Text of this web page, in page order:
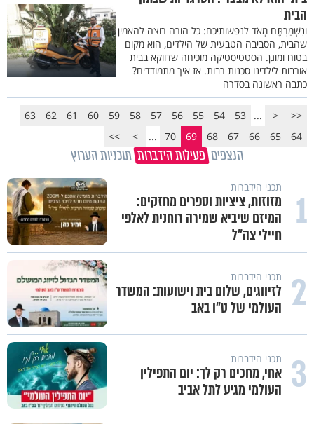
הבית
ונִשְׁמַרְתֶּם מְאֹד לנפשותיכם: כל הורה רוצה להאמין
שהבית, הסביבה הטבעית של הילדים, הוא מקום
בטוח ומוגן. הסטטיסטיקה מוכיחה שדווקא בבית
אורבות לילדינו סכנות רבות. אז איך מתמודדים?
כתבה ראשונה בסדרה
<<
<
...
53
54
55
56
57
58
59
60
61
62
63
64
65
66
67
68
69
70
...
>
>>
הנצפים פעילות הידברות תוכניות הערוץ
1 תכני הידברות
מזוזות, ציציות וספרים מחזקים:
המיזם שיביא שמירה רוחנית לאלפי
חיילי צה"ל
2 תכני הידברות
לזיווגים, שלום בית וישועות: המשדר
העולמי של ט"ו באב
3 תכני הידברות
אחי, מחכים רק לך: יום התפילין
העולמי מגיע לתל אביב